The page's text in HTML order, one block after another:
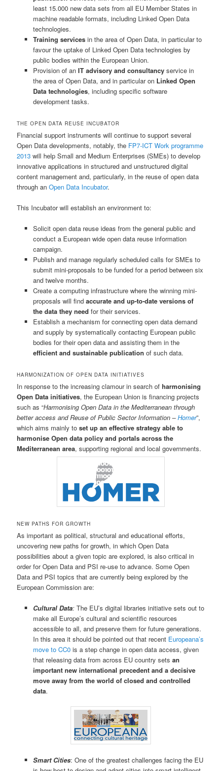
least 15.000 new data sets from all EU Member States in
machine readable formats, including Linked Open Data
technologies.
Training servicesin the area of Open Data, in particular to
favour the uptake of Linked Open Data technologies by
public bodies within the European Union.
Provision of an IT advisory and consultancyservice in
the area of Open Data, and in particular on Linked Open
Data technologies, including specific software
development tasks.
THE OPEN DATA REUSE INCUBATOR
Financial support instruments will continue to support several
Open Data developments, notably, the FP7-ICT Work programme
2013 will help Small and Medium Enterprises (SMEs) to develop
innovative applications in structured and unstructured digital
content management and, particularly, in the reuse of open data
through anOpen Data Incubator.
This Incubator will establish an environment to:
Solicit open data reuse ideas from the general public and
conduct a European wide open data reuse information
campaign.
Publish and manage regularly scheduled calls for SMEs to
submit mini-proposals to be funded for a period between six
and twelve months.
Create a computing infrastructure where the winning mini-
proposals will find accurate and up-to-date versions of
the data they need for their services.
Establish a mechanism for connecting open data demand
and supply by systematically contacting European public
bodies for their open data and assisting them in the
efficient and sustainable publication of such data.
HARMONIZATION OF OPEN DATA INITIATIVES
In response to the increasing clamour in search ofharmonising
Open Data initiatives, the European Union is financing projects
such as “Harmonising Open Data in the Mediterranean through
better access and Reuse of Public Sector Information –Homer”,
which aims mainly toset up an effective strategy able to
harmonise Open data policy and portals across the
Mediterranean area, supporting regional and local governments.
NEW PATHS FOR GROWTH
As important as political, structural and educational efforts,
uncovering new paths for growth, in which Open Data
possibilities about a given topic are explored, is also critical in
order for Open Data and PSI re-use to advance. Some Open
Data and PSI topics that are currently being explored by the
European Commission are:
Cultural Data:The EU’s digital libraries initiative sets out to
make all Europe’s cultural and scientific resources
accessible to all, and preserve them for future generations.
In this area it should be pointed out that recent Europeana’s
move to CC0is a step change in open data access, given
that releasing data from across EU country sets an
important new international precedent and a decisive
move away from the world of closed and controlled
data.
Smart Cities: One of the greatest challenges facing the EU